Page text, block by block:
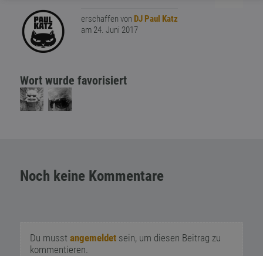
erschaffen von DJ Paul Katz
am 24. Juni 2017
Wort wurde favorisiert
Noch keine Kommentare
Du musst angemeldetsein, um diesen Beitrag zu
kommentieren.